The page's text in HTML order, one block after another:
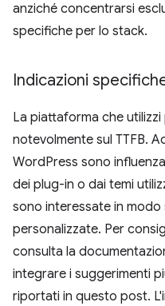
anziché concentrarsi
specifiche per lo stack.
Indicazioni
La piattaforma che
notevolmente sul TTFB.
WordPress sono
dei plug-in o dai temi
sono interessate in
personalizzate. Per
consulta la
integrare i suggerimenti
riportati in questo post.